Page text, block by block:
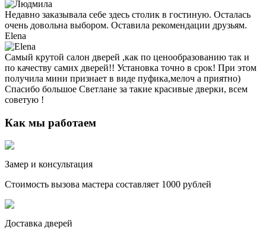
Недавно заказывала себе здесь столик в гостиную. Осталась
очень довольна выбором. Оставила рекомендации друзьям.
Elena
Самый крутой салон дверей ,как по ценообразованию так и
по качеству самих дверей!! Установка точно в срок! При этом
получила мини признает в виде пуфика,мелоч а приятно)
Спасибо большое Светлане за такие красивые дверки, всем
советую !
Как мы работаем
Замер и консультация
Стоимость вызова мастера составляет 1000 рублей
Доставка дверей